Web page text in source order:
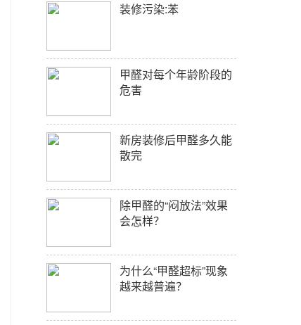
装修污染:苯
甲醛对每个年龄阶段的
危害
新房装修后甲醛多久能
散完
除甲醛的“闷放法”效果
会怎样？
为什么“甲醛超标”现象
越来越普遍？